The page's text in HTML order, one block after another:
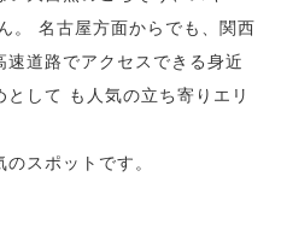
。 名古屋方面からでも、関西
道路でアクセスできる身近
して も人気の立ち寄りエリ
スポットです。